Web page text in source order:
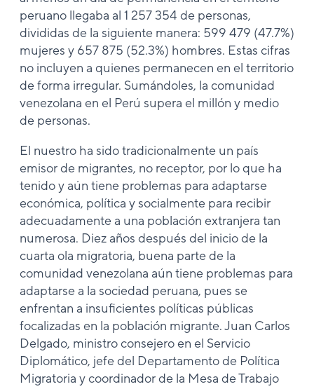
peruano llegaba al 1 257 354 de personas,
divididas de la siguiente manera: 599 479 (47.7%)
mujeres y 657 875 (52.3%) hombres. Estas cifras
no incluyen a quienes permanecen en el territorio
de forma irregular. Sumándoles, la comunidad
venezolana en el Perú supera el millón y medio
de personas.
El nuestro ha sido tradicionalmente un país
emisor de migrantes, no receptor, por lo que ha
tenido y aún tiene problemas para adaptarse
económica, política y socialmente para recibir
adecuadamente a una población extranjera tan
numerosa. Diez años después del inicio de la
cuarta ola migratoria, buena parte de la
comunidad venezolana aún tiene problemas para
adaptarse a la sociedad peruana, pues se
enfrentan a insuficientes políticas públicas
focalizadas en la población migrante. Juan Carlos
Delgado, ministro consejero en el Servicio
Diplomático, jefe del Departamento de Política
Migratoria y coordinador de la Mesa de Trabajo